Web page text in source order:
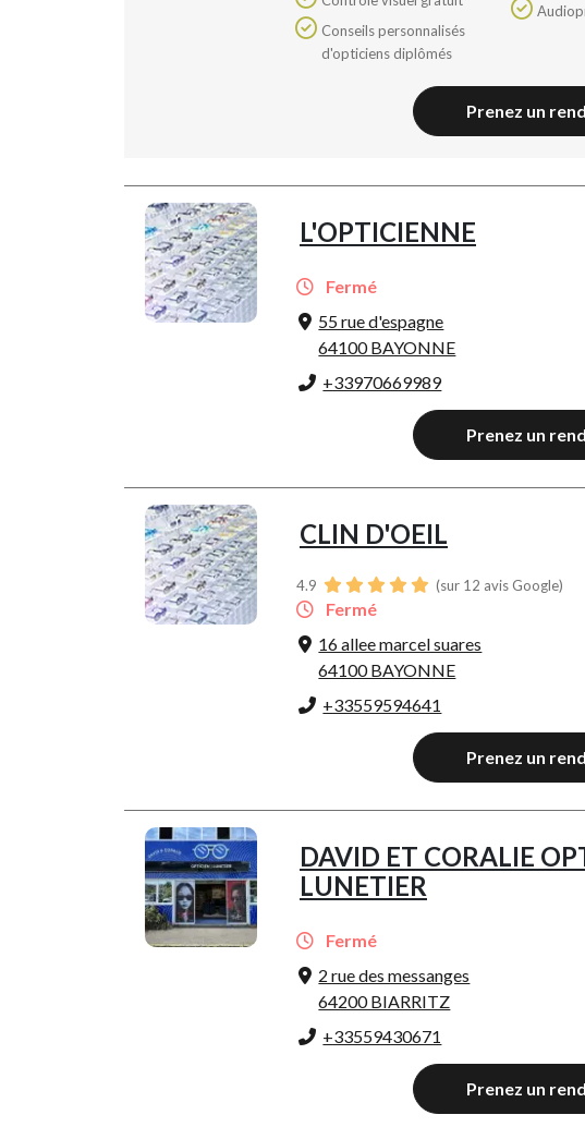
d'opticiens diplômés
Prenez un
L'OPTICIENNE
Fermé
55 rue d'espagne
64100 BAYONNE
+33970669989
Prenez un
CLIN D'OEIL
4.9 (sur 12 avis Google)
Fermé
16 allee marcel suares
64100 BAYONNE
+33559594641
Prenez un
DAVID ET CORALIE
LUNETIER
Fermé
2 rue des messanges
64200 BIARRITZ
+33559430671
Prenez un